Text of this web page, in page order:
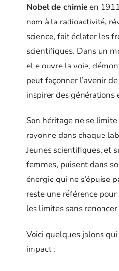
Nobel de chimieen
nom à la radioactivité,
science, fait éclater les
scientifiques. Dans un
elle ouvre la voie,
peut façonner l’avenir
inspirer des générations
Son héritage ne se
rayonne dans chaque
Jeunes scientifiques, et
femmes, puisent dans
énergie qui ne s’épuise
reste une référence
les limites sans
Voici quelques jalons
impact :